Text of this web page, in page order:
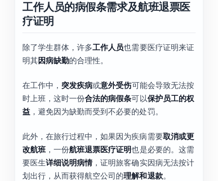
工作人员的病假条需求及航班退票医
疗证明
除了学生群体，许多工作人员也需要医疗证明来证
明其因病缺勤的合理性。
在工作中， 突发疾病或意外受伤可能会导致无法按
时上班，这时一份合法的病假条可以保护员工的权
益 ，避免因为缺勤而受到不必要的处罚。
此外，在旅行过程中，如果因为疾病需要取消或更
改航班 ，一份航班退票医疗证明也是必要的。这需
要医生详细说明病情 ，证明旅客确实因病无法按计
划出行，从而获得航空公司的理解和退款。